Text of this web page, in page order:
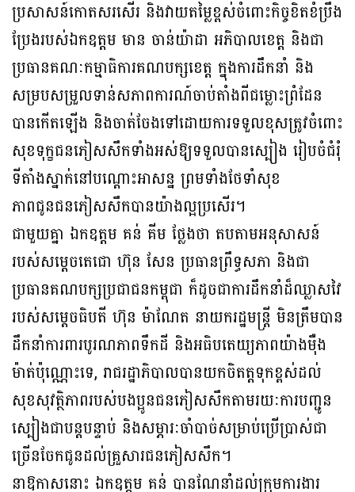
ប្រសាសន៍កោតសរសើរ និងវាយតម្លៃខ្ពស់ចំពោះកិច្ចខិតខំប្រឹង
ប្រែងរបស់ឯកឧត្តម មាន ចាន់យ៉ាដា អភិបាលខេត្ត និងជា
ប្រធានគណៈកម្មាធិការគណបក្សខេត្ត ក្នុងការដឹកនាំ និង
សម្របសម្រួលទាន់សភាពការណ៍ចាប់តាំងពីជម្លោះព្រំដែន
បានកើតឡើង និងចាត់ចែងទៅដោយការទទួលខុសត្រូវចំពោះ
សុខទុក្ខជនភៀសសឹកទាំងអស់ឱ្យទទួលបានស្បៀង រៀបចំជំរុំ
ទីតាំងស្នាក់នៅបណ្តោះអាសន្ន ព្រមទាំងថែទាំសុខ
ភាពជូនជនភៀសសឹកបានយ៉ាងល្អប្រសើរ។
ជាមួយគ្នា ឯកឧត្តម គន់ គីម ថ្លែងថា តបតាមអនុសាសន៍
របស់សម្តេចតេជោ ហ៊ុន សែន ប្រធានព្រឹទ្ធសភា និងជា
ប្រធានគណបក្សប្រជាជនកម្ពុជា ក៏ដូចជាការដឹកនាំដ៏ឈ្លាសវៃ
របស់សម្តេចធិបតី ហ៊ុន ម៉ាណែត នាយករដ្ឋមន្រ្តី មិនត្រឹមបាន
ដឹកនាំការពារបូរណភាពទឹកដី និងអធិបតេយ្យភាពយ៉ាងម៉ឺង
ម៉ាត់ប៉ុណ្ណោះទេ, រាជរដ្ឋាភិបាលបានយកចិតត្តទុកខ្ពស់ដល់
សុខសុវត្ថិភាពរបស់បងប្អូនជនភៀសសឹកតាមរយៈការបញ្ជូន
ស្បៀងជាបន្តបន្ទាប់ និងសម្ភារៈចាំបាច់សម្រាប់ប្រើប្រាស់ជា
ច្រើនចែកជូនដល់គ្រួសារជនភៀសសឹក។
នាឱកាសនោះ ឯកឧត្តម គន់ បានណែនាំដល់ក្រុមការងារ